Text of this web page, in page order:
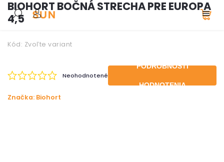
BIOHORT BOČNÁ STRECHA PRE EUROPA
4,5
Kód: Zvoľte variant
Neohodnotené
PODROBNOSTI
HODNOTENIA
Značka: Biohort